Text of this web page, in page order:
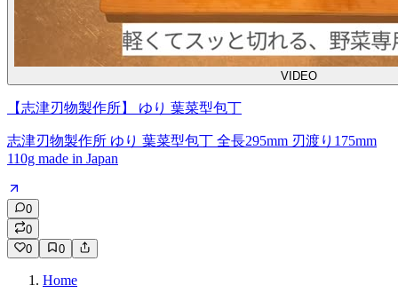
VIDEO
【志津刃物製作所】 ゆり 葉菜型包丁
志津刃物製作所 ゆり 葉菜型包丁 全長295mm 刃渡り175mm
110g made in Japan
0
0
0
0
Home